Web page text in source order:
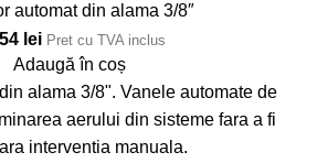
automat din alama 3/8″
lei Pret cu TVA inclus
Adaugă în coș
alama 3/8". Vanele automate de
aerului din sisteme fara a fi
interventia manuala.